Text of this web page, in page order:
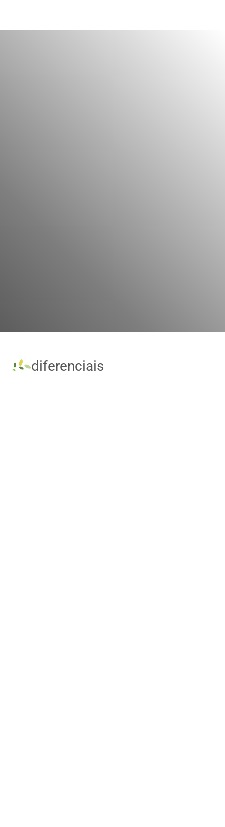
diferenciais